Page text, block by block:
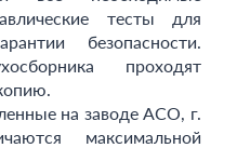
тесты для
безопасности.
проходят
на заводе АСО, г.
максимальной